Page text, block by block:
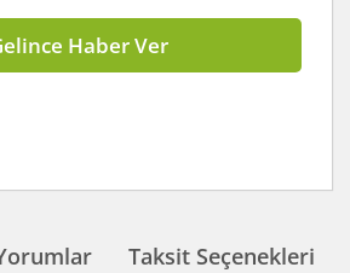
Haber Ver
Taksit Seçenekleri